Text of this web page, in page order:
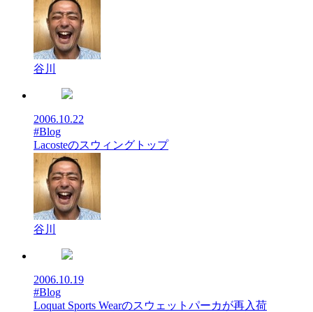
谷川
2006.10.22
#Blog
Lacosteのスウィングトップ
谷川
2006.10.19
#Blog
Loquat Sports Wearのスウェットパーカが再入荷